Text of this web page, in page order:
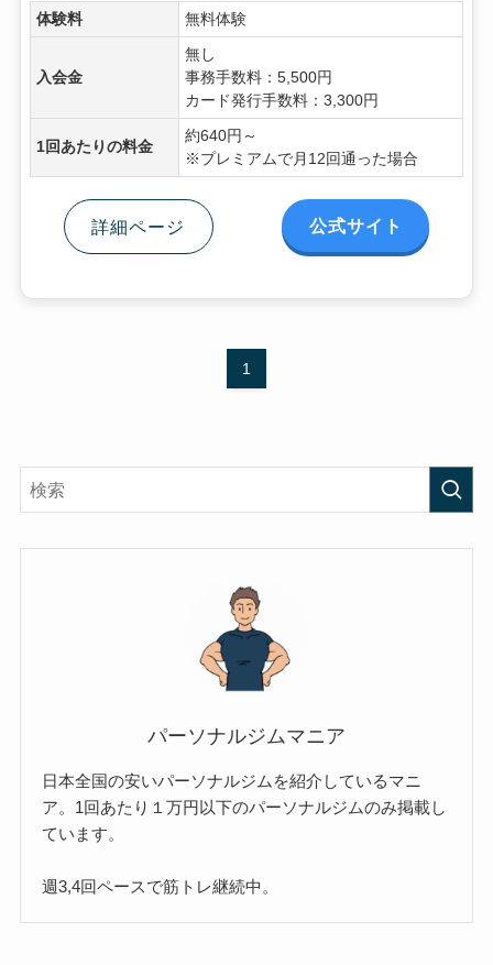
体験料 無料体験
入会金
無し
事務手数料：5,500円
カード発行手数料：3,300円
1回あたりの料金
約640円～
※プレミアムで月12回通った場合
詳細ページ 公式サイト
1
パーソナルジムマニア
日本全国の安いパーソナルジムを紹介しているマニ
ア。1回あたり１万円以下のパーソナルジムのみ掲載し
ています。
週3,4回ペースで筋トレ継続中。